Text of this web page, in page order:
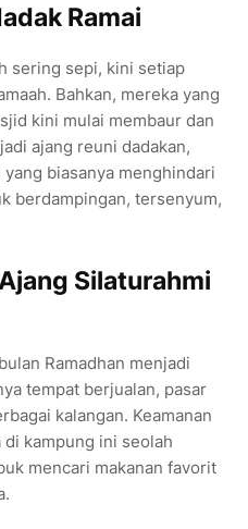
Ramai
sering sepi, kini setiap
Bahkan, mereka yang
kini mulai membaur dan
ajang reuni dadakan,
biasanya menghindari
berdampingan, tersenyum,
Silaturahmi
Ramadhan menjadi
tempat berjualan, pasar
kalangan. Keamanan
kampung ini seolah
mencari makanan favorit